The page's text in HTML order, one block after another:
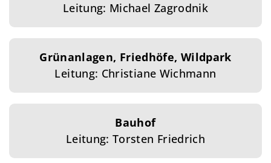
Leitung: Michael Zagrodnik
Grünanlagen, Friedhöfe, Wildpark
Leitung: Christiane Wichmann
Bauhof
Leitung: Torsten Friedrich